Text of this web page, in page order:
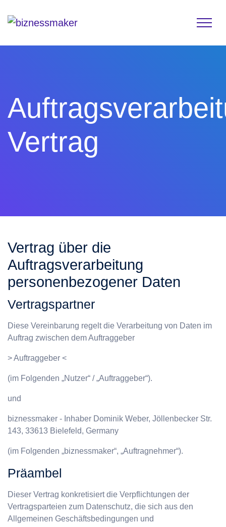
Vertrag
Vertrag über die
Auftragsverarbeitung
personenbezogener Daten
Vertragspartner
Diese Vereinbarung regelt die Verarbeitung von Daten im
Auftrag zwischen dem Auftraggeber
> Auftraggeber <
(im Folgenden „Nutzer“ / „Auftraggeber“).
und
biznessmaker - Inhaber Dominik Weber, Jöllenbecker Str.
143, 33613 Bielefeld, Germany
(im Folgenden „biznessmaker“, „Auftragnehmer“).
Präambel
Dieser Vertrag konkretisiert die Verpflichtungen der
Vertragsparteien zum Datenschutz, die sich aus den
Allgemeinen Geschäftsbedingungen und